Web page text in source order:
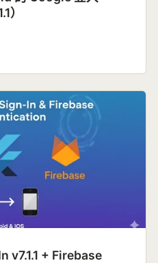
）
v7.1.1 + Firebase